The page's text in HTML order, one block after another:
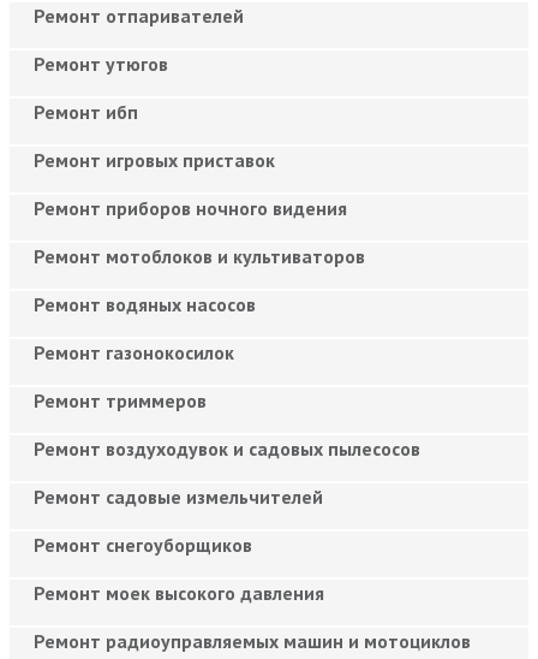
Ремонт отпаривателей
Ремонт утюгов
Ремонт ибп
Ремонт игровых приставок
Ремонт приборов ночного видения
Ремонт мотоблоков и культиваторов
Ремонт водяных насосов
Ремонт газонокосилок
Ремонт триммеров
Ремонт воздуходувок и садовых пылесосов
Ремонт садовые измельчителей
Ремонт снегоуборщиков
Ремонт моек высокого давления
Ремонт радиоуправляемых машин и мотоциклов